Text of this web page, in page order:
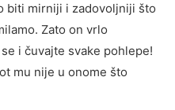
biti mirniji i zadovoljniji što
Zato on vrlo
i čuvajte svake pohlepe!
mu nije u onome što